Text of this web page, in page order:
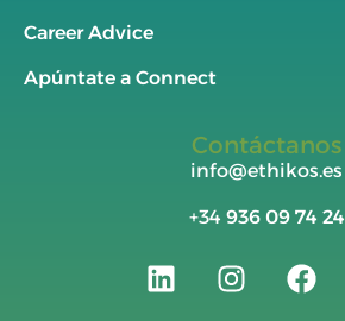
Career Advice
Apúntate a Connect
Contáctanos
info@ethikos.es
+34 936 09 74 24